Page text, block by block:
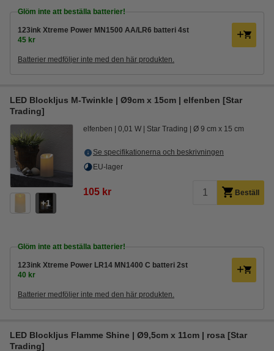
Glöm inte att beställa batterier!
123ink Xtreme Power MN1500 AA/LR6 batteri 4st
45 kr
Batterier medföljer inte med den här produkten.
LED Blockljus M-Twinkle | Ø9cm x 15cm | elfenben [Star
Trading]
1
elfenben 0,01 W Star Trading Ø 9 cm x 15 cm
Se specifikationerna och beskrivningen
EU-lager
105 kr Beställ
Glöm inte att beställa batterier!
123ink Xtreme Power LR14 MN1400 C batteri 2st
40 kr
Batterier medföljer inte med den här produkten.
LED Blockljus Flamme Shine | Ø9,5cm x 11cm | rosa [Star
Trading]